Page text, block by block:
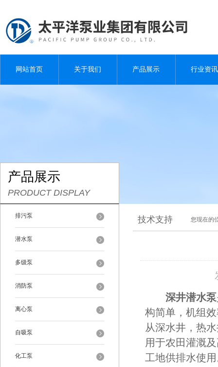
网站首页 关于我们 产品展示 行业资讯
产品展示
PRODUCT DISPLAY
排污泵
潜水泵
多级泵
消防泵
离心泵
自吸泵
化工泵
技术支持 您现在的
深井潜水泵
构简单，机组
从深水井，热
用于农田灌溉
工地供排水使